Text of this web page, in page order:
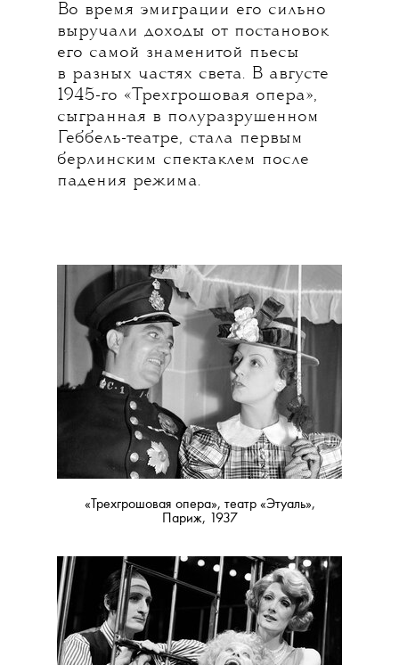
Во время эмиграции его сильно
выручали доходы от постановок
его самой знаменитой пьесы
в разных частях света. В августе
1945-го «Трехгрошовая опера»,
сыгранная в полуразрушенном
Геббель-театре, стала первым
берлинским спектаклем после
падения режима.
«Трехгрошовая опера», театр «Этуаль»,
Париж, 1937